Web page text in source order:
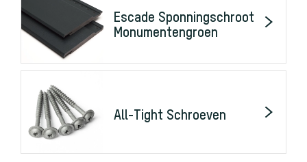
Escade Sponningschroot
Monumentengroen
All-Tight Schroeven